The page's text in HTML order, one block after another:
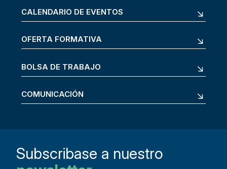
CALENDARIO DE EVENTOS
OFERTA FORMATIVA
BOLSA DE TRABAJO
COMUNICACIÓN
Subscribase a nuestro